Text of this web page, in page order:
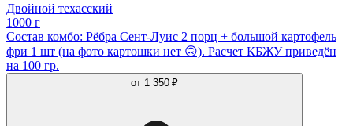
Двойной техасский
1000 г
Состав комбо: Рёбра Сент-Луис 2 порц + большой картофель
фри 1 шт (на фото картошки нет 🙃). Расчет КБЖУ приведён
на 100 гр.
от 1 350 ₽